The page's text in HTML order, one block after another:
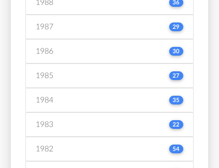
1988 36
1987 29
1986 30
1985 27
1984 35
1983 22
1982 54